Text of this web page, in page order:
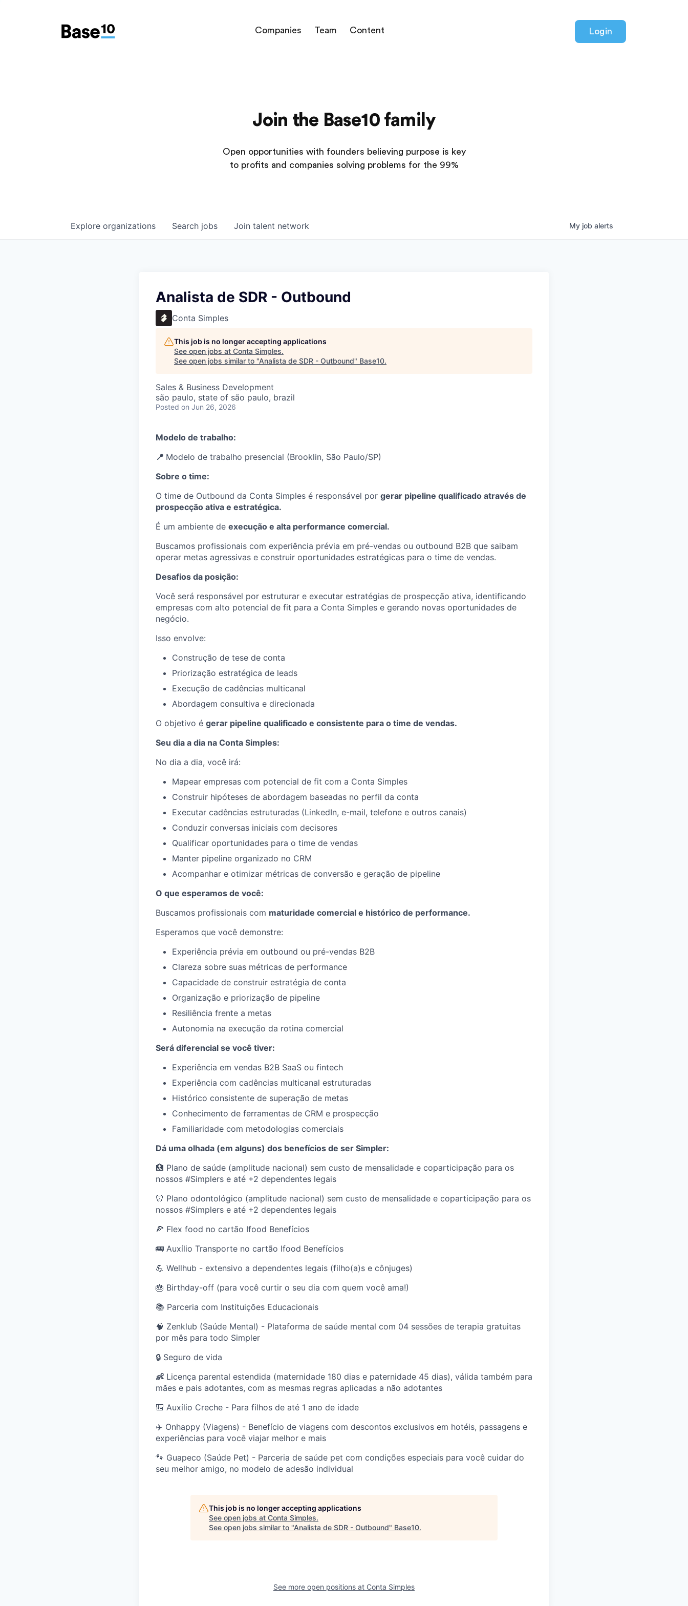
Companies Team Content Login
Join the Base10 family
Open opportunities with founders believing purpose is key
to profits and companies solving problems for the 99%
Search jobs
Explore organizations Join talent network My job alerts
Analista de SDR - Outbound
Conta Simples
This job is no longer accepting applications
See open jobs at Conta Simples.
See open jobs similar to "Analista de SDR - Outbound" Base10.
Sales & Business Development
são paulo, state of são paulo, brazil
Posted on Jun 26, 2026
Modelo de trabalho:
📍 Modelo de trabalho presencial (Brooklin, São Paulo/SP)
Sobre o time:
O time de Outbound da Conta Simples é responsável por gerar pipeline qualificado através de
prospecção ativa e estratégica.
É um ambiente de execução e alta performance comercial.
Buscamos profissionais com experiência prévia em pré-vendas ou outbound B2B que saibam
operar metas agressivas e construir oportunidades estratégicas para o time de vendas.
Desafios da posição:
Você será responsável por estruturar e executar estratégias de prospecção ativa, identificando
empresas com alto potencial de fit para a Conta Simples e gerando novas oportunidades de
negócio.
Isso envolve:
Construção de tese de conta
Priorização estratégica de leads
Execução de cadências multicanal
Abordagem consultiva e direcionada
O objetivo é gerar pipeline qualificado e consistente para o time de vendas.
Seu dia a dia na Conta Simples:
No dia a dia, você irá:
Mapear empresas com potencial de fit com a Conta Simples
Construir hipóteses de abordagem baseadas no perfil da conta
Executar cadências estruturadas (LinkedIn, e-mail, telefone e outros canais)
Conduzir conversas iniciais com decisores
Qualificar oportunidades para o time de vendas
Manter pipeline organizado no CRM
Acompanhar e otimizar métricas de conversão e geração de pipeline
O que esperamos de você:
Buscamos profissionais com maturidade comercial e histórico de performance.
Esperamos que você demonstre:
Experiência prévia em outbound ou pré-vendas B2B
Clareza sobre suas métricas de performance
Capacidade de construir estratégia de conta
Organização e priorização de pipeline
Resiliência frente a metas
Autonomia na execução da rotina comercial
Será diferencial se você tiver:
Experiência em vendas B2B SaaS ou fintech
Experiência com cadências multicanal estruturadas
Histórico consistente de superação de metas
Conhecimento de ferramentas de CRM e prospecção
Familiaridade com metodologias comerciais
Dá uma olhada (em alguns) dos benefícios de ser Simpler:
🏥 Plano de saúde (amplitude nacional) sem custo de mensalidade e coparticipação para os
nossos #Simplers e até +2 dependentes legais
🦷 Plano odontológico (amplitude nacional) sem custo de mensalidade e coparticipação para os
nossos #Simplers e até +2 dependentes legais
🍕 Flex food no cartão Ifood Benefícios
🚌 Auxílio Transporte no cartão Ifood Benefícios
💪 Wellhub - extensivo a dependentes legais (filho(a)s e cônjuges)
🎂 Birthday-off (para você curtir o seu dia com quem você ama!)
📚 Parceria com Instituições Educacionais
🧠 Zenklub (Saúde Mental) - Plataforma de saúde mental com 04 sessões de terapia gratuitas
por mês para todo Simpler
🔒 Seguro de vida
👶 Licença parental estendida (maternidade 180 dias e paternidade 45 dias), válida também para
mães e pais adotantes, com as mesmas regras aplicadas a não adotantes
🎒 Auxílio Creche - Para filhos de até 1 ano de idade
✈️ Onhappy (Viagens) - Benefício de viagens com descontos exclusivos em hotéis, passagens e
experiências para você viajar melhor e mais
🐾 Guapeco (Saúde Pet) - Parceria de saúde pet com condições especiais para você cuidar do
seu melhor amigo, no modelo de adesão individual
This job is no longer accepting applications
See open jobs at Conta Simples.
See open jobs similar to "Analista de SDR - Outbound" Base10.
See more open positions at Conta Simples